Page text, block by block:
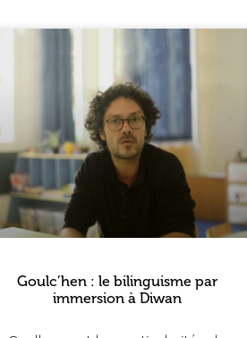
Goulc’hen : le bilinguisme par
immersion à Diwan